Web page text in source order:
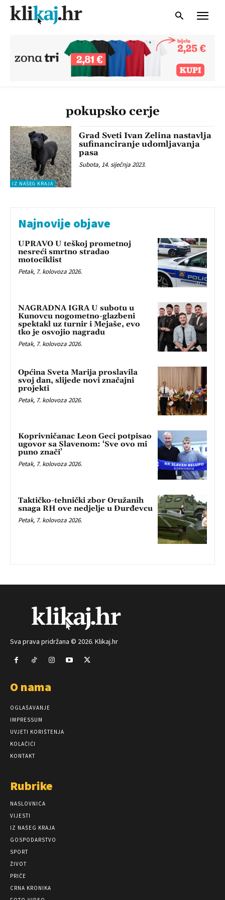
pokupsko cerje
IZ NAŠEG KRAJA
Grad Sveti Ivan Zelina nastavlja
sufinanciranje udomljavanja
pasa
Subota, 14. siječnja 2023.
Najnovije objave
UPRAVO U teškoj prometnoj
nesreći smrtno stradao
motociklist
Petak, 7. kolovoza 2026.
NAGRADNA IGRA U subotu u
Kunovcu nogometno-glazbeni
spektakl uz turnir i Mejaše, evo
tko je osvojio nagradu
Petak, 7. kolovoza 2026.
Općina Sveta Marija proslavila
svoj dan, slijede novi značajni
projekti
Petak, 7. kolovoza 2026.
Koprivničanac Leon Geci potpisao
ugovor sa Slavenom: ‘Sve ovo mi
puno znači’
Petak, 7. kolovoza 2026.
Taktičko-tehnički zbor Oružanih
snaga RH ove nedjelje u Đurđevcu
Petak, 7. kolovoza 2026.
Sva prava pridržana © 2026. Klikaj.hr
O nama
OGLAŠAVANJE
IMPRESSUM
UVJETI KORIŠTENJA
KOLAČIĆI
KONTAKT
Rubrike
NASLOVNICA
VIJESTI
IZ NAŠEG KRAJA
GOSPODARSTVO
SPORT
ŽIVOT
PRIČE
CRNA KRONIKA